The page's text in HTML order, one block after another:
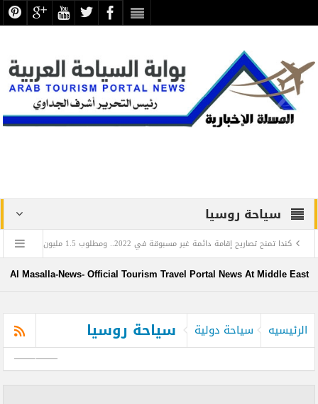
سياحة روسيا
إقامة دائمة غير مسبوقة في 2022.. ومطلوب 1.5 مليون مهاجر حتى 2025
في اليوم العالمي للغة العربية: تعرف على العالم المصري الذي أدخل اللغة العربية إلى روسيا
Al Masalla-News- Official Tourism Travel Portal News At Middle East
الرئيسيه سياحة دولية سياحة روسيا